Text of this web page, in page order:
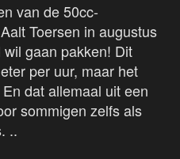
van de 50cc-
Toersen in augustus
gaan pakken! Dit
per uur, maar het
dat allemaal uit een
sommigen zelfs als
..